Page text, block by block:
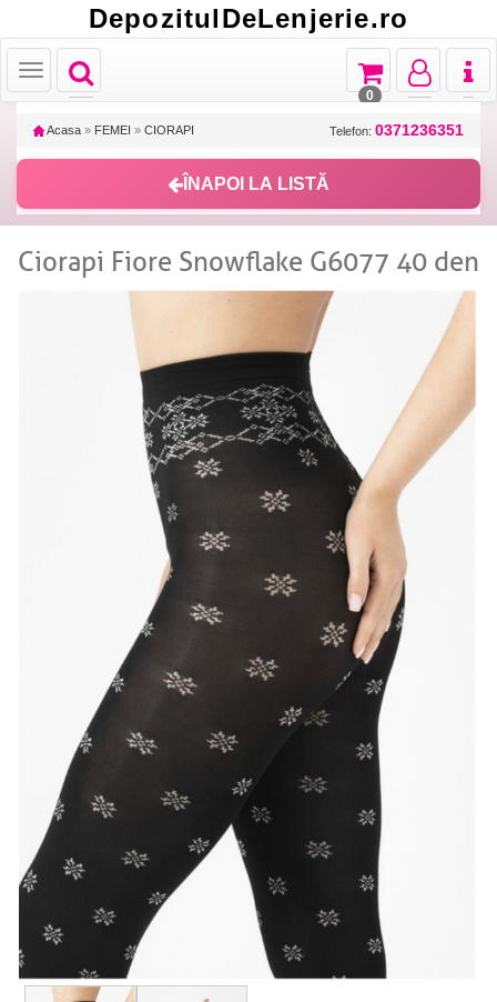
DepozitulDeLenjerie.ro
Toggle
navigation
Toggle
Toggle
navigation
Toggle
navigation
Toggle
navigation
0
Acasa » FEMEI » CIORAPI Telefon: 0371236351
ÎNAPOI LA LISTĂ
Ciorapi Fiore Snowflake G6077 40 den